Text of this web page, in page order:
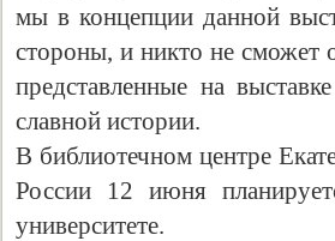
мы в концепции данной
стороны, и никто не сможет
представленные на
славной истории.
В библиотечном центре
России 12 июня
университете.